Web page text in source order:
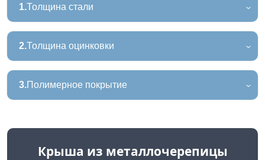
1.Толщина стали
2.Толщина оцинковки
3.Полимерное покрытие
Крыша из металлочерепицы